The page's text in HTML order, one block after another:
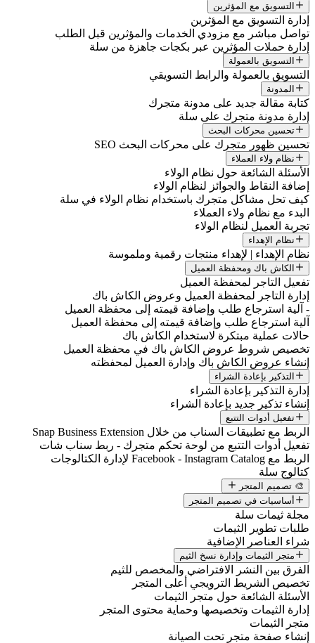
التسويق مع المؤثرين
إدارة التسويق مع المؤثرين
تواصل مباشر مع مزودي الخدمات والمؤثرين قبل الطلب
إدارة حملات المؤثرين عبر بكجات جاهزة من سلة
التسويق بالعمولة
التسويق بالعمولة والرابط التسويقي
المدونة
كتابة مقالة جديد على مدونة متجرك
إدارة مدونة متجرك على سلة
تحسين محركات البحث
تحسين ظهور متجرك على محركات البحث SEO
نظام ولاء العملاء
الأسئلة الشائعة حول نظام الولاء
إضافة النقاط والجوائز لنظام الولاء
كيف تحل مشاكل متجرك باستخدام نظام الولاء في سلة
البدء مع نظام ولاء العملاء
تجربة العميل لنظام الولاء
نظام الإهداء
نظام الإهداء | لإهداء منتجات رقمية وملموسة
الكاش باك ومحفظة العميل
تفعيل التاجر لمحفظة العميل
إدارة التاجر لمحفظة العميل وعروض الكاش باك
- آلية استرجاع طلب وإضافة قيمته إلى محفظة العميل
آلية استرجاع طلب وإضافة قيمته إلى محفظة العميل
حالات عملية مبتكرة لاستخدام الكاش باك
تخصيص شروط عروض الكاش باك في محفظة العميل
إنشاء عروض الكاش باك وإدارة العميل لمحفظته
التذكير بإعادة الشراء
إدارة التذكير بإعادة الشراء
إنشاء تذكير جديد بإعادة الشراء
تفعيل أدوات التتبع
الربط مع تطبيقات السناب من خلال Snap Business Extension
تفعيل أدوات التتبع من لوحة تحكم متجرك - ربط سناب شات
الربط مع Facebook - Instagram Catalog لإدارة الكتالوجات
كتالوج سلة
🎨 تصميم المتجر
أساسيات في تصميم المتجر
مجلة ثيمات سلة
طلبات تطوير الثيمات
شراء العناصر الإضافية
متجر الثيمات وإدارة نسخ الثيم
الفرق بين النشر الافتراضي والمخصص للثيم
تخصيص الشريط الترويجي أعلى المتجر
الأسئلة الشائعة حول متجر الثيمات
إدارة الثيمات وتخصيصها وحماية محتوى المتجر
متجر الثيمات
إنشاء صفحة متجر تحت الصيانة